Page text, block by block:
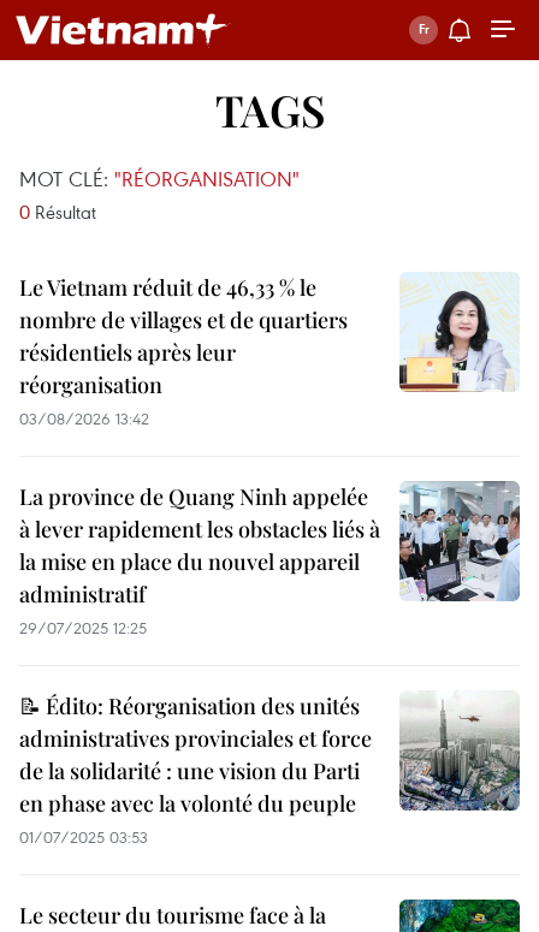
TAGS
MOT CLÉ: "RÉORGANISATION"
0 Résultat
Le Vietnam réduit de 46,33 % le
nombre de villages et de quartiers
résidentiels après leur
réorganisation
03/08/2026 13:42
La province de Quang Ninh appelée
à lever rapidement les obstacles liés à
la mise en place du nouvel appareil
administratif
29/07/2025 12:25
📝 Édito: Réorganisation des unités
administratives provinciales et force
de la solidarité : une vision du Parti
en phase avec la volonté du peuple
01/07/2025 03:53
Le secteur du tourisme face à la